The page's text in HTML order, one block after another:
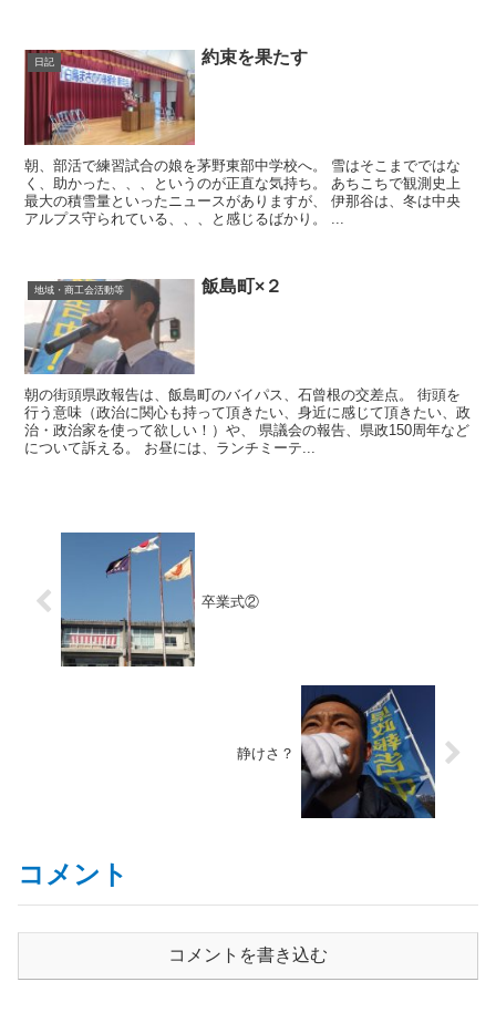
日記 約束を果たす
朝、部活で練習試合の娘を茅野東部中学校へ。 雪はそこまでではな
く、助かった、、、というのが正直な気持ち。 あちこちで観測史上
最大の積雪量といったニュースがありますが、 伊那谷は、冬は中央
アルプス守られている、、、と感じるばかり。 ...
地域・商工会活動等 飯島町×２
朝の街頭県政報告は、飯島町のバイパス、石曾根の交差点。 街頭を
行う意味（政治に関心も持って頂きたい、身近に感じて頂きたい、政
治・政治家を使って欲しい！）や、 県議会の報告、県政150周年など
について訴える。 お昼には、ランチミーテ...
卒業式②
静けさ？
コメント
コメントを書き込む